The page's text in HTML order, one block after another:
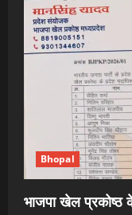
Bhopal
भाजपा खेल प्रकोष्ठ